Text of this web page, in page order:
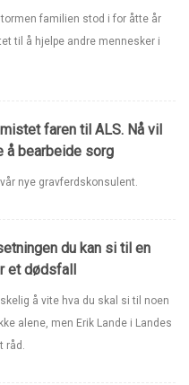
familien stod i for åtte år
til å hjelpe andre mennesker i
faren til ALS. Nå vil
å bearbeide sorg
nye gravferdskonsulent.
du kan si til en
et dødsfall
å vite hva du skal si til noen
alene, men Erik Lande i Landes
råd.